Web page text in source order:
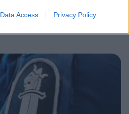
Data Access Privacy Policy